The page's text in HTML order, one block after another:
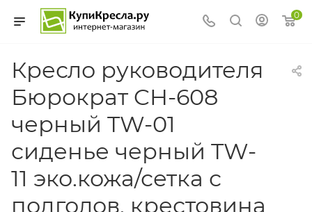
0
Кресло руководителя
Бюрократ CH-608
черный TW-01
сиденье черный TW-
11 эко.кожа/сетка с
подголов. крестовина